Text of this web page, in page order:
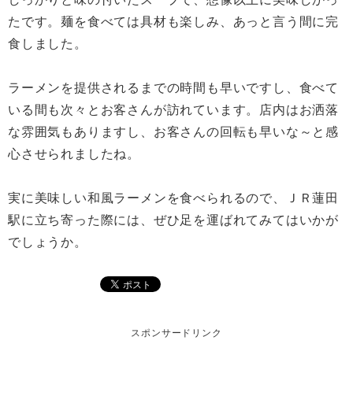
たです。麺を食べては具材も楽しみ、あっと言う間に完
食しました。
ラーメンを提供されるまでの時間も早いですし、食べて
いる間も次々とお客さんが訪れています。店内はお洒落
な雰囲気もありますし、お客さんの回転も早いな～と感
心させられましたね。
実に美味しい和風ラーメンを食べられるので、ＪＲ蓮田
駅に立ち寄った際には、ぜひ足を運ばれてみてはいかが
でしょうか。
スポンサードリンク